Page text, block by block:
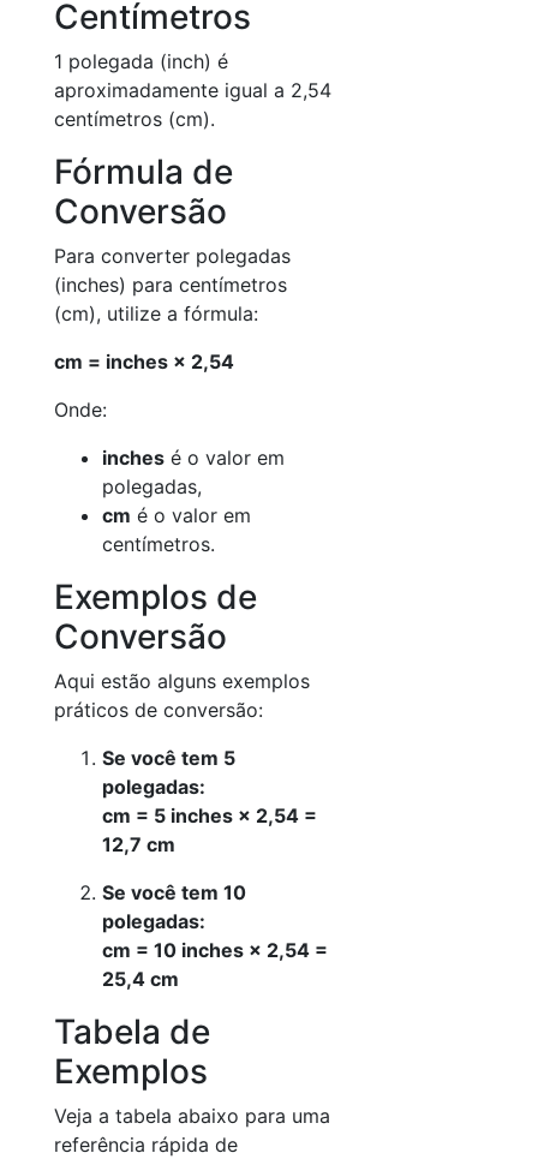
Centímetros
1 polegada (inch) é
aproximadamente igual a 2,54
centímetros (cm).
Fórmula de
Conversão
Para converter polegadas
(inches) para centímetros
(cm), utilize a fórmula:
cm = inches × 2,54
Onde:
inches é o valor em
polegadas,
cm é o valor em
centímetros.
Exemplos de
Conversão
Aqui estão alguns exemplos
práticos de conversão:
Se você tem 5
polegadas:
cm = 5 inches × 2,54 =
12,7 cm
Se você tem 10
polegadas:
cm = 10 inches × 2,54 =
25,4 cm
Tabela de
Exemplos
Veja a tabela abaixo para uma
referência rápida de